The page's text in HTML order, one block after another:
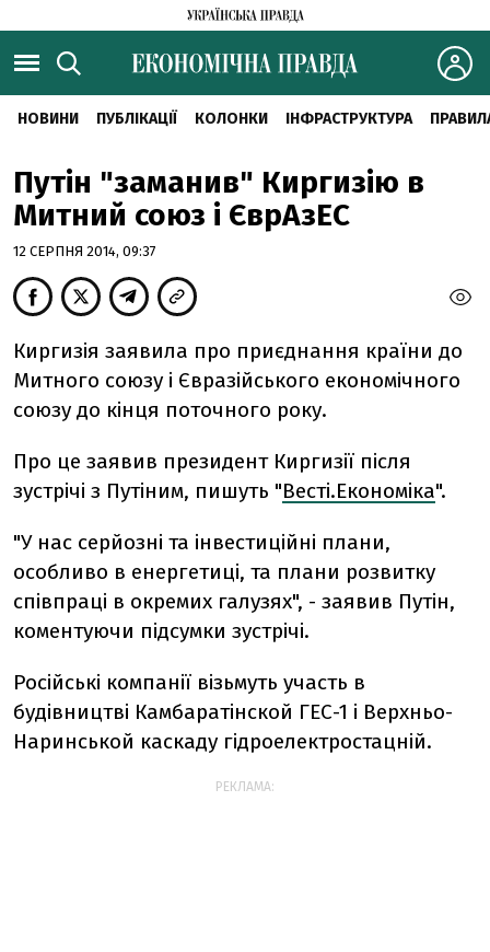
НОВИНИ ПУБЛІКАЦІЇ КОЛОНКИ ІНФРАСТРУКТУРА
Путін "заманив" Киргизію в
Митний союз і ЄврАзЕС
12 СЕРПНЯ 2014, 09:37
Киргизія заявила про приєднання країни до
Митного союзу і Євразійського економічного
союзу до кінця поточного року.
Про це заявив президент Киргизії після
зустрічі з Путіним, пишуть "Весті.Економіка".
"У нас серйозні та інвестиційні плани,
особливо в енергетиці, та плани розвитку
співпраці в окремих галузях", - заявив Путін,
коментуючи підсумки зустрічі.
Російські компанії візьмуть участь в
будівництві Камбаратінской ГЕС-1 і Верхньо-
Наринськой каскаду гідроелектростацній.
РЕКЛАМА: